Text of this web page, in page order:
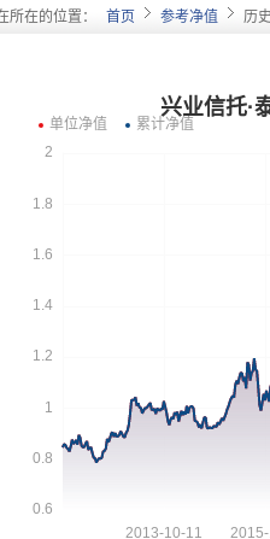
所在的位置： 首页 参考净值 历